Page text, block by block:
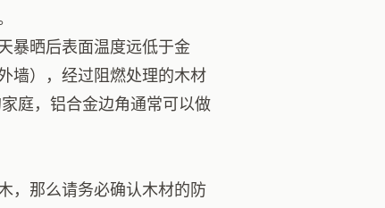
暴晒后表面温度远低于金
墙），经过阻燃处理的木材
庭，铝合金边角通常可以做
，那么请务必确认木材的防